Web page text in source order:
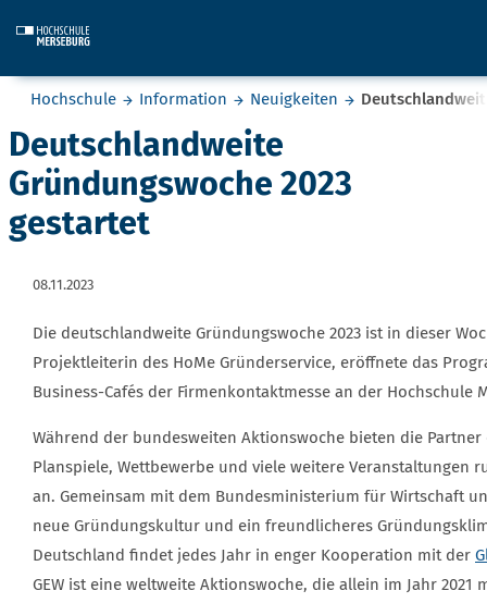
Sie befinden sich hier:
Hochschule Information Neuigkeiten
Deutschlandweite
Gründungswoche 2023
gestartet
08.11.2023
Die deutschlandweite Gründungswoche 2023 ist in dieser
Projektleiterin des HoMe Gründerservice, eröffnete das
Business-Cafés der Firmenkontaktmesse an der Hochschule
Während der bundesweiten Aktionswoche bieten die
Planspiele, Wettbewerbe und viele weitere Veranstaltungen
an. Gemeinsam mit dem Bundesministerium für Wirtschaft
neue Gründungskultur und ein freundlicheres
Deutschland findet jedes Jahr in enger Kooperation mit der
GEW ist eine weltweite Aktionswoche, die allein im Jahr